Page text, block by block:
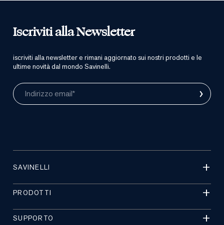
Iscriviti alla Newsletter
iscriviti alla newsletter e rimani aggiornato sui nostri prodotti e le
ultime novità dal mondo Savinelli.
Indirizzo email* ›
SAVINELLI
PRODOTTI
SUPPORTO